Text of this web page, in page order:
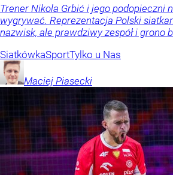
Trener Nikola Grbić i jego podopieczni
wygrywać. Reprezentacja Polski
nazwisk, ale prawdziwy zespół i grono
SiatkówkaSportTylko u Nas
Maciej Piasecki